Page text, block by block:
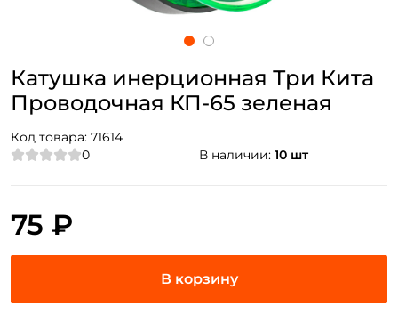
Катушка инерционная Три Кита
Проводочная КП-65 зеленая
Код товара: 71614
0
В наличии: 10 шт
75 ₽